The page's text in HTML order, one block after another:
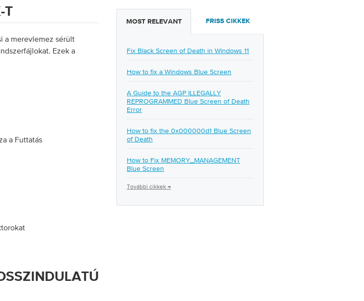
T
a merevlemez sérült
Ezek a
a Futtatás
MOST RELEVANT FRISS CIKKEK
Fix Black Screen of Death in Windows 11
How to fix a Windows Blue Screen
A Guide to the AGP ILLEGALLY
REPROGRAMMED Blue Screen of Death
Error
How to fix the 0x000000d1 Blue Screen
of Death
How to Fix MEMORY_MANAGEMENT
Blue Screen
További cikkek →